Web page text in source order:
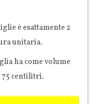
è esattamente 2
unitaria.
ha come volume
75 centilitri.